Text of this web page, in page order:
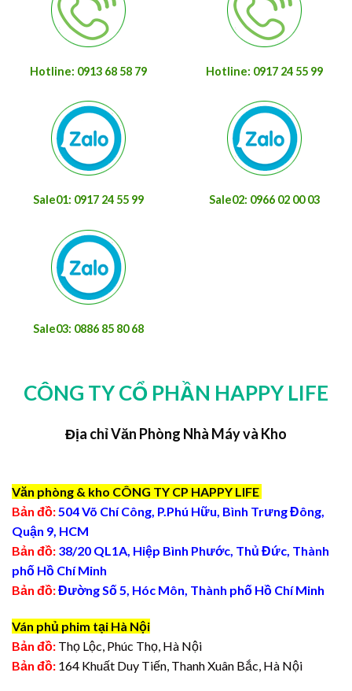
Hotline: 0913 68 58 79 Hotline: 0917 24 55 99
Sale01: 0917 24 55 99 Sale02: 0966 02 00 03
Sale03: 0886 85 80 68
CÔNG TY CỔ PHẦN HAPPY LIFE
Địa chỉ Văn Phòng Nhà Máy và Kho
Văn phòng & kho CÔNG TY CP HAPPY LIFE
Bản đồ: 504 Võ Chí Công, P.Phú Hữu, Bình Trưng Đông,
Quận 9, HCM
Bản đồ: 38/20 QL1A, Hiệp Bình Phước, Thủ Đức, Thành
phố Hồ Chí Minh
Bản đồ:Đường Số 5, Hóc Môn, Thành phố Hồ Chí Minh
Ván phủ phim tại Hà Nội
Bản đồ: Thọ Lộc, Phúc Thọ, Hà Nội
Bản đồ: 164 Khuất Duy Tiến, Thanh Xuân Bắc, Hà Nội